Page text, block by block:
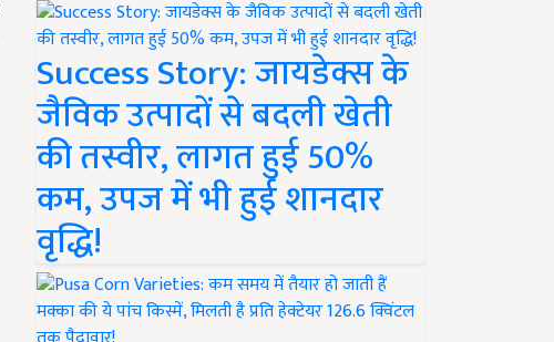
Success Story: जायडेक्स के
जैविक उत्पादों से बदली खेती
की तस्वीर, लागत हुई 50%
कम, उपज में भी हुई शानदार
वृद्धि!